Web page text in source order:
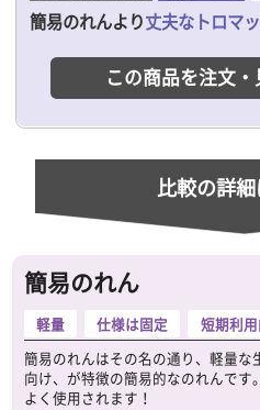
簡易のれんより丈夫なトロマ
この商品を注文
比較の詳
簡易のれん
軽量 仕様は固定
短期利
簡易のれんはその名の通り、軽量
向け、が特徴の簡易的なのれんで
よく使用されます！